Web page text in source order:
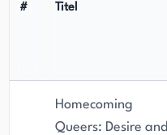
# Titel
Homecoming
Queers: Desire and